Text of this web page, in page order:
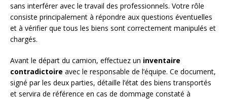
sans interférer avec le travail des professionnels. Votre rôle
consiste principalement à répondre aux questions éventuelles
et à vérifier que tous les biens sont correctement manipulés et
chargés.
Avant le départ du camion, effectuez un inventaire
contradictoire avec le responsable de l’équipe. Ce document,
signé par les deux parties, détaille l’état des biens transportés
et servira de référence en cas de dommage constaté à